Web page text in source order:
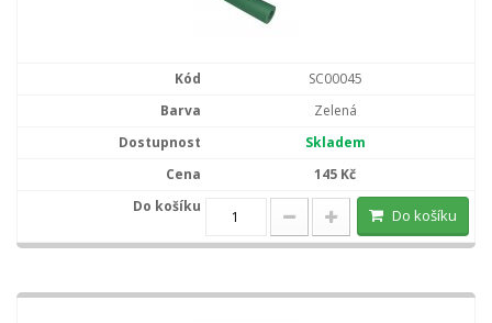
SC00045
Zelená
Skladem
145 Kč
Do košíku